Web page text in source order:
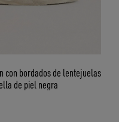
con bordados de lentejuelas
de piel negra